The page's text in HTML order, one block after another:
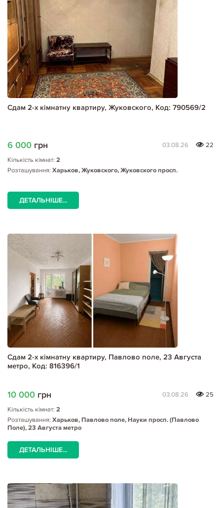
Сдам 2-х кімнатну квартиру, Жуковского, Код: 790569/2
6 000 грн 03.08.26
22
Кількість кімнат: 2
Розташування: Харьков, Жуковского, Жуковского просп.
ДЕТАЛЬНІШЕ...
Сдам 2-х кімнатну квартиру, Павлово поле, 23 Августа
метро, Код: 816396/1
10 000 грн 03.08.26
25
Кількість кімнат: 2
Розташування: Харьков, Павлово поле, Науки просп. (Павлово
Поле), 23 Августа метро
ДЕТАЛЬНІШЕ...